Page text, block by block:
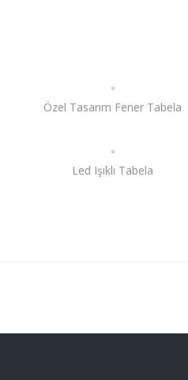
Özel Tasarım Fener Tabela
Led Işıklı Tabela